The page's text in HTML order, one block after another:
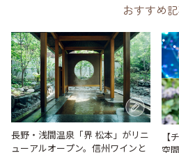
おすすめ
長野・浅間温泉「界 松本」がリニ
ューアルオープン。信州ワインと
【
空